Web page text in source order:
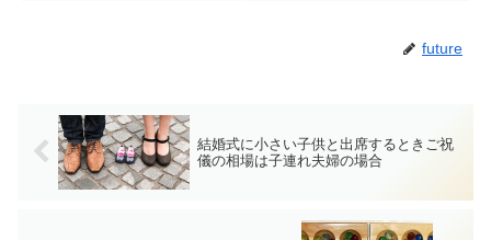
future
結婚式に小さい子供と出席するときご祝
儀の相場は子連れ夫婦の場合